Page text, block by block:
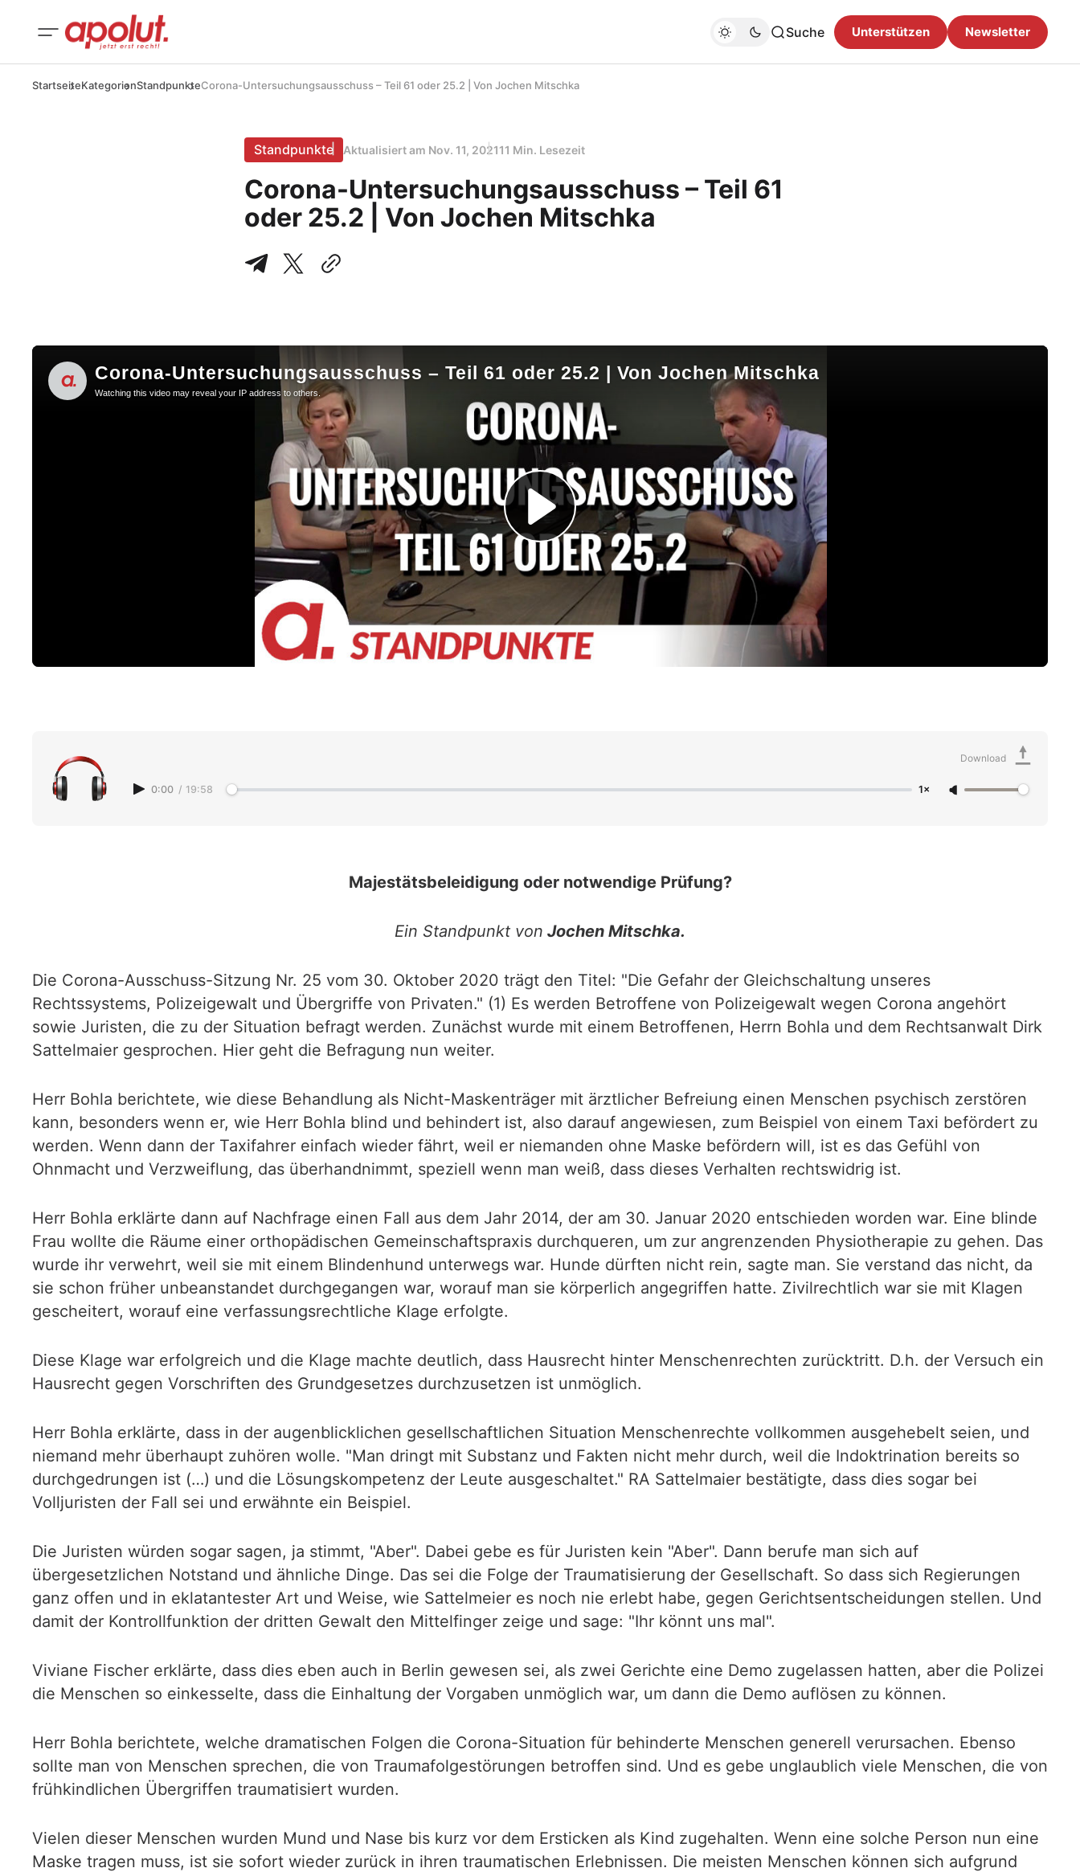
Suche Unterstützen Newsletter
StartseiteKategorienStandpunkteCorona-Untersuchungsausschuss – Teil 61 oder 25.2 | Von Jochen Mitschka
Standpunkte Aktualisiert am Nov. 11, 202111 Min. Lesezeit
Corona-Untersuchungsausschuss – Teil 61
oder 25.2 | Von Jochen Mitschka
0:00 / 19:58 1×
Download
Majestätsbeleidigung oder notwendige Prüfung?
Ein Standpunkt von Jochen Mitschka.
Die Corona-Ausschuss-Sitzung Nr. 25 vom 30. Oktober 2020 trägt den Titel: "Die Gefahr der Gleichschaltung unseres
Rechtssystems, Polizeigewalt und Übergriffe von Privaten." (1) Es werden Betroffene von Polizeigewalt wegen Corona angehört
sowie Juristen, die zu der Situation befragt werden. Zunächst wurde mit einem Betroffenen, Herrn Bohla und dem Rechtsanwalt Dirk
Sattelmaier gesprochen. Hier geht die Befragung nun weiter.
Herr Bohla berichtete, wie diese Behandlung als Nicht-Maskenträger mit ärztlicher Befreiung einen Menschen psychisch zerstören
kann, besonders wenn er, wie Herr Bohla blind und behindert ist, also darauf angewiesen, zum Beispiel von einem Taxi befördert zu
werden. Wenn dann der Taxifahrer einfach wieder fährt, weil er niemanden ohne Maske befördern will, ist es das Gefühl von
Ohnmacht und Verzweiflung, das überhandnimmt, speziell wenn man weiß, dass dieses Verhalten rechtswidrig ist.
Herr Bohla erklärte dann auf Nachfrage einen Fall aus dem Jahr 2014, der am 30. Januar 2020 entschieden worden war. Eine blinde
Frau wollte die Räume einer orthopädischen Gemeinschaftspraxis durchqueren, um zur angrenzenden Physiotherapie zu gehen. Das
wurde ihr verwehrt, weil sie mit einem Blindenhund unterwegs war. Hunde dürften nicht rein, sagte man. Sie verstand das nicht, da
sie schon früher unbeanstandet durchgegangen war, worauf man sie körperlich angegriffen hatte. Zivilrechtlich war sie mit Klagen
gescheitert, worauf eine verfassungsrechtliche Klage erfolgte.
Diese Klage war erfolgreich und die Klage machte deutlich, dass Hausrecht hinter Menschenrechten zurücktritt. D.h. der Versuch ein
Hausrecht gegen Vorschriften des Grundgesetzes durchzusetzen ist unmöglich.
Herr Bohla erklärte, dass in der augenblicklichen gesellschaftlichen Situation Menschenrechte vollkommen ausgehebelt seien, und
niemand mehr überhaupt zuhören wolle. "Man dringt mit Substanz und Fakten nicht mehr durch, weil die Indoktrination bereits so
durchgedrungen ist (…) und die Lösungskompetenz der Leute ausgeschaltet." RA Sattelmaier bestätigte, dass dies sogar bei
Volljuristen der Fall sei und erwähnte ein Beispiel.
Die Juristen würden sogar sagen, ja stimmt, "Aber". Dabei gebe es für Juristen kein "Aber". Dann berufe man sich auf
übergesetzlichen Notstand und ähnliche Dinge. Das sei die Folge der Traumatisierung der Gesellschaft. So dass sich Regierungen
ganz offen und in eklatantester Art und Weise, wie Sattelmeier es noch nie erlebt habe, gegen Gerichtsentscheidungen stellen. Und
damit der Kontrollfunktion der dritten Gewalt den Mittelfinger zeige und sage: "Ihr könnt uns mal".
Viviane Fischer erklärte, dass dies eben auch in Berlin gewesen sei, als zwei Gerichte eine Demo zugelassen hatten, aber die Polizei
die Menschen so einkesselte, dass die Einhaltung der Vorgaben unmöglich war, um dann die Demo auflösen zu können.
Herr Bohla berichtete, welche dramatischen Folgen die Corona-Situation für behinderte Menschen generell verursachen. Ebenso
sollte man von Menschen sprechen, die von Traumafolgestörungen betroffen sind. Und es gebe unglaublich viele Menschen, die von
frühkindlichen Übergriffen traumatisiert wurden.
Vielen dieser Menschen wurden Mund und Nase bis kurz vor dem Ersticken als Kind zugehalten. Wenn eine solche Person nun eine
Maske tragen muss, ist sie sofort wieder zurück in ihren traumatischen Erlebnissen. Die meisten Menschen können sich aufgrund